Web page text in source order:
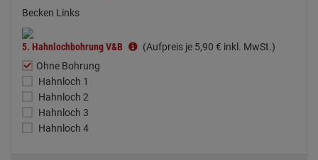
Becken Links
5. Hahnlochbohrung V&B (Aufpreis je 5,90 € inkl. MwSt.)
Ohne Bohrung
Hahnloch 1
Hahnloch 2
Hahnloch 3
Hahnloch 4